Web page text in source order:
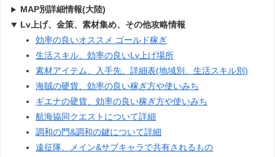
MAP別詳細情報(大陸)
Lv上げ、金策、素材集め、その他攻略情報
効率の良いオススメ ゴールド稼ぎ
生活スキル、効率の良いLv上げ場所
素材アイテム、入手先、詳細表(地域別、生活スキル別)
海賊の硬貨、効率の良い稼ぎ方や使いみち
ギエナの硬貨、効率の良い稼ぎ方や使いみち
航海協同クエストについて詳細
調和の門&調和の鍵について詳細
遠征隊、メイン&サブキャラで共有されるもの